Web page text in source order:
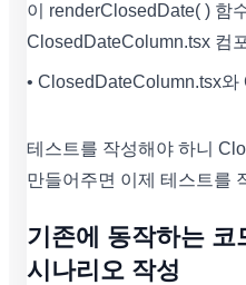
이 renderClosedDate( ) 함
ClosedDateColumn.tsx 컴
• ClosedDateColumn.tsx와
테스트를 작성해야 하니
만들어주면 이제 테스트를
기존에 동작하는
시나리오 작성